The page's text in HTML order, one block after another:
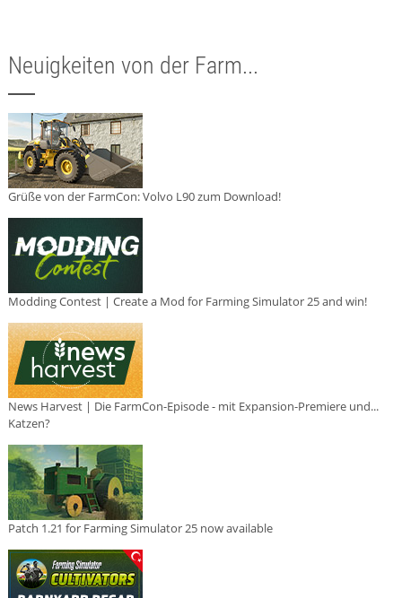
Neuigkeiten von der Farm...
Grüße von der FarmCon: Volvo L90 zum Download!
Modding Contest | Create a Mod for Farming Simulator 25 and win!
News Harvest | Die FarmCon-Episode - mit Expansion-Premiere und...
Katzen?
Patch 1.21 for Farming Simulator 25 now available